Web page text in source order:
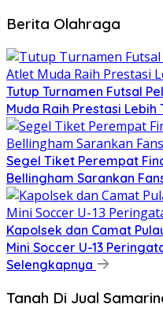
Berita Olahraga
Tutup Turnamen Futsal
Muda Raih Prestasi Lebih
Segel Tiket Perempat
Bellingham Sarankan
Kapolsek dan Camat
Mini Soccer U-13
Selengkapnya
Tanah Di Jual